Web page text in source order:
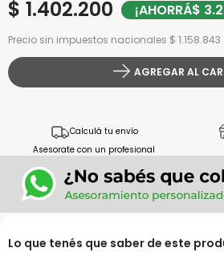
$ 1.402.200 ¡AHORRÁ$ 3.
Precio sin impuestos nacionales $ 1.158.843
AGREGAR AL
Calculá tu envío
Asesorate con un profesional
Lo que tenés que saber de este